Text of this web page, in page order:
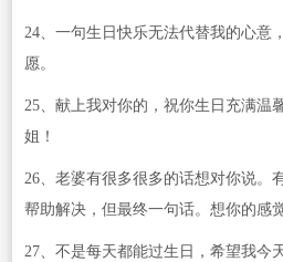
24、一句生日快乐无法代替我的心意
愿。
25、献上我对你的，祝你生日充满温
姐！
26、老婆有很多很多的话想对你说。
帮助解决，但最终一句话。想你的感
27、不是每天都能过生日，希望我今